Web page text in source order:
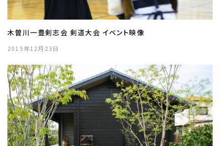
木曽川一豊剣志会 剣道大会 イベント映像
2015年12月23日